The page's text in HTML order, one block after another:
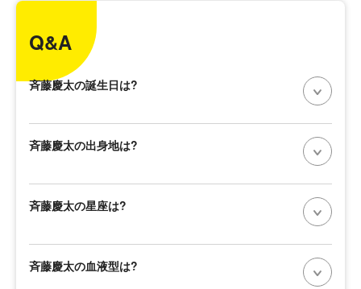
Q&A
斉藤慶太の誕生日は?
斉藤慶太の出身地は?
斉藤慶太の星座は?
斉藤慶太の血液型は?